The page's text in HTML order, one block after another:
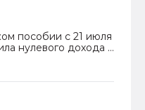
пособии с 21 июля
нулевого дохода и
по месту